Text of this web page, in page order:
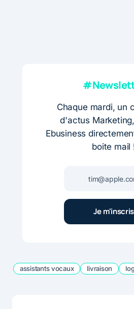
Chaque mardi, un
d'actus
Ebusiness
boite mail
assistants vocaux livraison